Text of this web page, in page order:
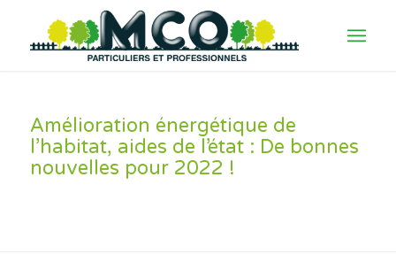
Amélioration énergétique de
l’habitat, aides de l’état : De bonnes
nouvelles pour 2022 !